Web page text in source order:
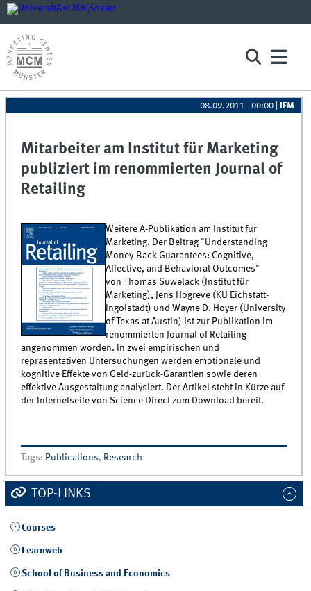
08.09.2011 - 00:00 IFM
Mitarbeiter am Institut für Marketing
publiziert im renommierten Journal of
Retailing
Weitere A-Publikation am Institut für
Marketing. Der Beitrag "Understanding
Money-Back Guarantees: Cognitive,
Affective, and Behavioral Outcomes"
von Thomas Suwelack (Institut für
Marketing), Jens Hogreve (KU Eichstätt-
Ingolstadt) und Wayne D. Hoyer (University
of Texas at Austin) ist zur Publikation im
renommierten Journal of Retailing
angenommen worden. In zwei empirischen und
repräsentativen Untersuchungen werden emotionale und
kognitive Effekte von Geld-zurück-Garantien sowie deren
effektive Ausgestaltung analysiert. Der Artikel steht in Kürze auf
der Internetseite von Science Direct zum Download bereit.
Tags: Publications, Research
TOP-LINKS
Courses
Learnweb
School of Business and Economics